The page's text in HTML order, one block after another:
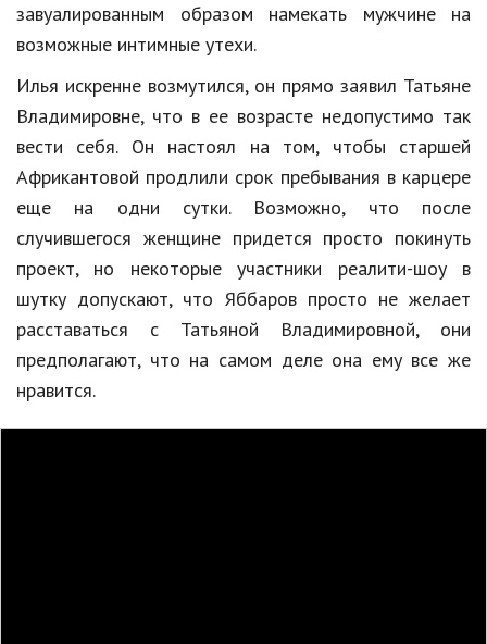
Разное
Животные
Еда и напитки
Праздники и подарки
Кинематограф
Домашние животные
Семья и дети
Путешествия
завуалированным образом намекать мужчине на
возможные интимные утехи.
Илья искренне возмутился, он прямо заявил Татьяне
Владимировне, что в ее возрасте недопустимо так
вести себя. Он настоял на том, чтобы старшей
Африкантовой продлили срок пребывания в карцере
еще на одни сутки. Возможно, что после
случившегося женщине придется просто покинуть
проект, но некоторые участники реалити-шоу в
шутку допускают, что Яббаров просто не желает
расставаться с Татьяной Владимировной, они
предполагают, что на самом деле она ему все же
нравится.